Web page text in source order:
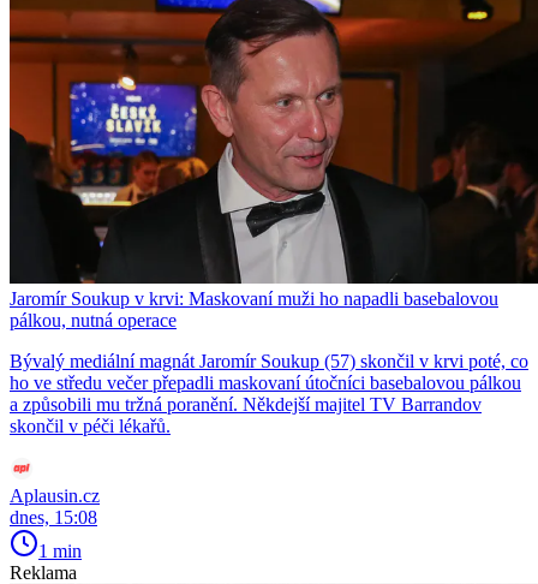
Jaromír Soukup v krvi: Maskovaní muži ho napadli basebalovou
pálkou, nutná operace
Bývalý mediální magnát Jaromír Soukup (57) skončil v krvi poté, co
ho ve středu večer přepadli maskovaní útočníci basebalovou pálkou
a způsobili mu tržná poranění. Někdejší majitel TV Barrandov
skončil v péči lékařů.
Aplausin.cz
dnes, 15:08
1 min
Reklama